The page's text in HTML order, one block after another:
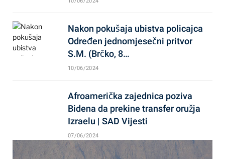
Nakon pokušaja ubistva policajca
Određen jednomjesečni pritvor
S.M. (Brčko, 8…
10/06/2024
Afroamerička zajednica poziva
Bidena da prekine transfer oružja
Izraelu | SAD Vijesti
07/06/2024